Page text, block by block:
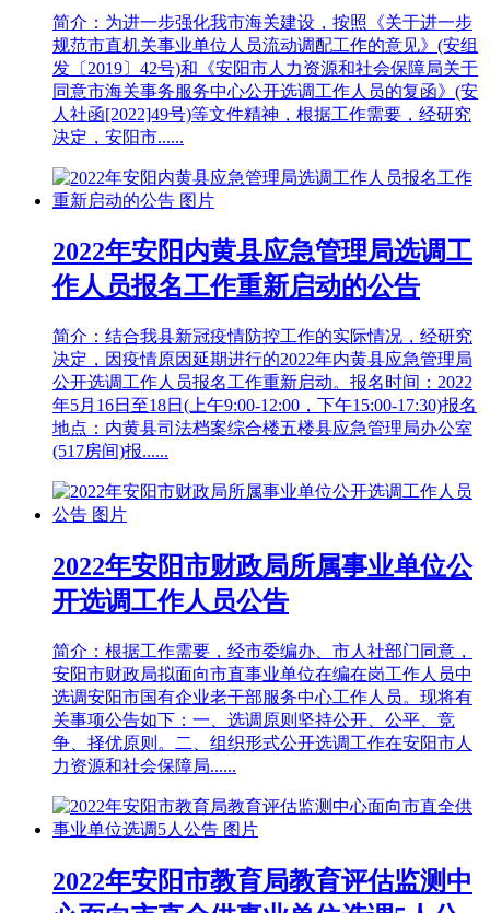
简介：为进一步强化我市海关建设，按照《关于进一步
规范市直机关事业单位人员流动调配工作的意见》(安组
发〔2019〕42号)和《安阳市人力资源和社会保障局关于
同意市海关事务服务中心公开选调工作人员的复函》(安
人社函[2022]49号)等文件精神，根据工作需要，经研究
决定，安阳市......
2022年安阳内黄县应急管理局选调工
作人员报名工作重新启动的公告
简介：结合我县新冠疫情防控工作的实际情况，经研究
决定，因疫情原因延期进行的2022年内黄县应急管理局
公开选调工作人员报名工作重新启动。报名时间：2022
年5月16日至18日(上午9:00-12:00，下午15:00-17:30)报名
地点：内黄县司法档案综合楼五楼县应急管理局办公室
(517房间)报......
2022年安阳市财政局所属事业单位公
开选调工作人员公告
简介：根据工作需要，经市委编办、市人社部门同意，
安阳市财政局拟面向市直事业单位在编在岗工作人员中
选调安阳市国有企业老干部服务中心工作人员。现将有
关事项公告如下：一、选调原则坚持公开、公平、竞
争、择优原则。二、组织形式公开选调工作在安阳市人
力资源和社会保障局......
2022年安阳市教育局教育评估监测中